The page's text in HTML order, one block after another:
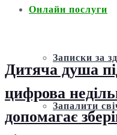
Онлайн послуги
Записки за
Запалити
Дитяча душа
цифрова
допомагає